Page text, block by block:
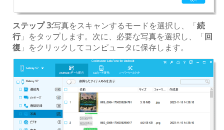
ステップ 3:写真をスキャンするモードを選択し、「続
行」をタップします。次に、必要な写真を選択し、「回
復 」をクリックしてコンピュータに保存します。